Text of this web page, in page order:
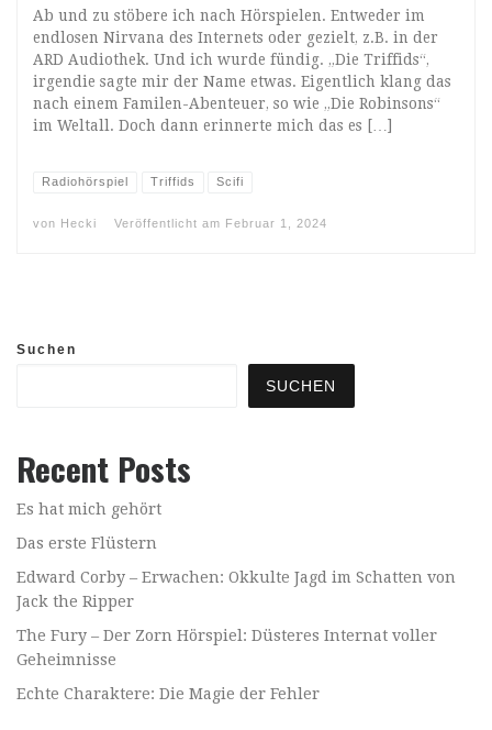
Ab und zu stöbere ich nach Hörspielen. Entweder im
endlosen Nirvana des Internets oder gezielt, z.B. in der
ARD Audiothek. Und ich wurde fündig. „Die Triffids“,
irgendie sagte mir der Name etwas. Eigentlich klang das
nach einem Familen-Abenteuer, so wie „Die Robinsons“
im Weltall. Doch dann erinnerte mich das es […]
Radiohörspiel Triffids Scifi
von Hecki Veröffentlicht am Februar 1, 2024
Suchen
SUCHEN
Recent Posts
Es hat mich gehört
Das erste Flüstern
Edward Corby – Erwachen: Okkulte Jagd im Schatten von
Jack the Ripper
The Fury – Der Zorn Hörspiel: Düsteres Internat voller
Geheimnisse
Echte Charaktere: Die Magie der Fehler